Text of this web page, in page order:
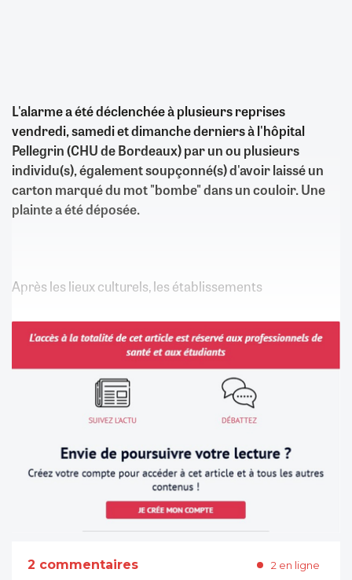
L'alarme a été déclenchée à plusieurs reprises
vendredi, samedi et dimanche derniers à l'hôpital
Pellegrin (CHU de Bordeaux) par un ou plusieurs
individu(s), également soupçonné(s) d'avoir laissé un
carton marqué du mot "bombe" dans un couloir. Une
plainte a été déposée.
Après les lieux culturels, les établissements
2 commentaires 2 en ligne